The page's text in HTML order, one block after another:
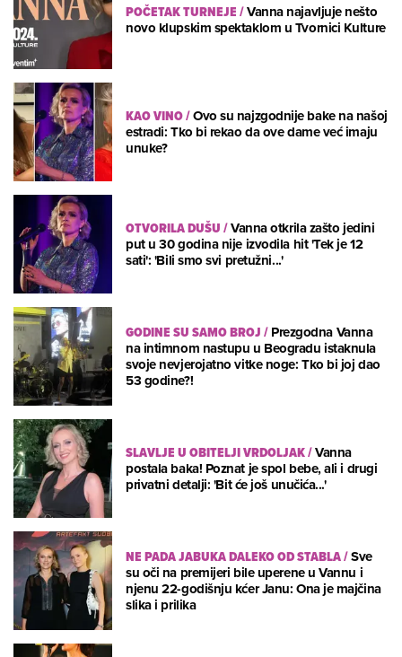
POČETAK TURNEJE/Vanna najavljuje nešto
novo klupskim spektaklom u Tvornici Kulture
KAO VINO/Ovo su najzgodnije bake na našoj
estradi: Tko bi rekao da ove dame već imaju
unuke?
OTVORILA DUŠU/Vanna otkrila zašto jedini
put u 30 godina nije izvodila hit 'Tek je 12
sati': 'Bili smo svi pretužni...'
GODINE SU SAMO BROJ/Prezgodna Vanna
na intimnom nastupu u Beogradu istaknula
svoje nevjerojatno vitke noge: Tko bi joj dao
53 godine?!
SLAVLJE U OBITELJI VRDOLJAK/Vanna
postala baka! Poznat je spol bebe, ali i drugi
privatni detalji: 'Bit će još unučića...'
NE PADA JABUKA DALEKO OD STABLA/Sve
su oči na premijeri bile uperene u Vannu i
njenu 22-godišnju kćer Janu: Ona je majčina
slika i prilika